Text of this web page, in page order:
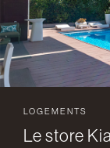
LOGEMENTS
Le store